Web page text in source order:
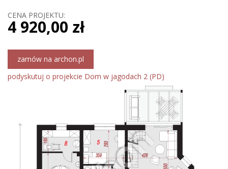
CENA PROJEKTU:
4 920,00 zł
zamów na archon.pl
podyskutuj o projekcie Dom w jagodach 2 (PD)